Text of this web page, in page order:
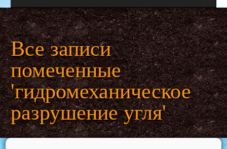
Все записи
помеченные
'гидромеханическое
разрушение угля'